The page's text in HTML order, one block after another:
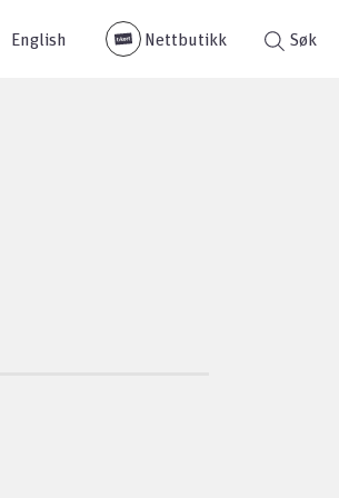
English Nettbutikk Søk